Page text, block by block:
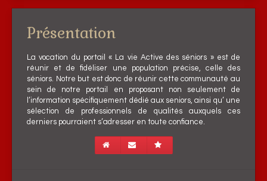
Présentation
La vocation du portail « La vie Active des séniors » est de
réunir et de fidéliser une population précise, celle des
séniors. Notre but est donc de réunir cette communauté au
sein de notre portail en proposant non seulement de
l’information spécifiquement dédié aux seniors, ainsi qu’ une
sélection de professionnels de qualités auxquels ces
derniers pourraient s’adresser en toute confiance.